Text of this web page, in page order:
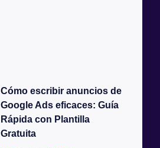
Cómo escribir anuncios de
Google Ads eficaces: Guía
Rápida con Plantilla
Gratuita